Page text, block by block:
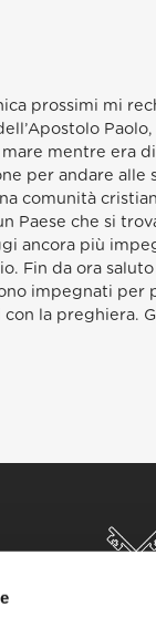
prossimi mi
mentre era
per andare alle
comunità
Paese che si
ancora più
Fin da ora
impegnati per
la preghiera.